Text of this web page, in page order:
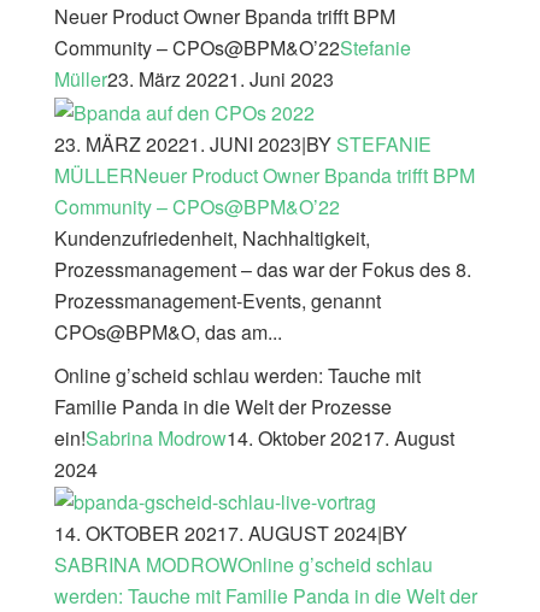
Neuer Product Owner Bpanda trifft BPM
Community – CPOs@BPM&O’22Stefanie
Müller23. März 20221. Juni 2023
23. MÄRZ 20221. JUNI 2023|BYSTEFANIE
MÜLLERNeuer Product Owner Bpanda trifft BPM
Community – CPOs@BPM&O’22
Kundenzufriedenheit, Nachhaltigkeit,
Prozessmanagement – das war der Fokus des 8.
Prozessmanagement-Events, genannt
CPOs@BPM&O, das am...
Online g’scheid schlau werden: Tauche mit
Familie Panda in die Welt der Prozesse
ein!Sabrina Modrow14. Oktober 20217. August
2024
14. OKTOBER 20217. AUGUST 2024|BY
SABRINA MODROWOnline g’scheid schlau
werden: Tauche mit Familie Panda in die Welt der